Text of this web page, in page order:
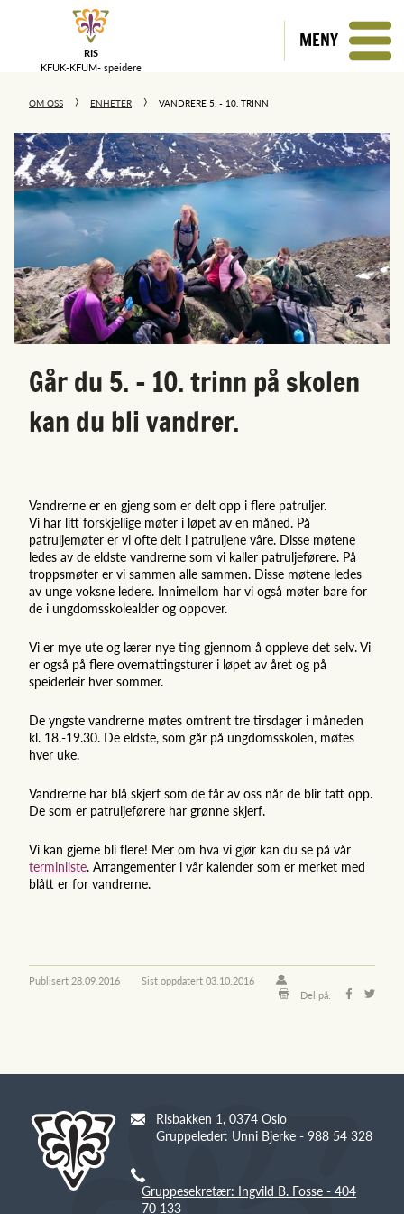
RIS
KFUK-KFUM- speidere
MENY
OM OSS ENHETER VANDRERE 5. - 10. TRINN
Går du 5. - 10. trinn på skolen
kan du bli vandrer.
Vandrerne er en gjeng som er delt opp i flere patruljer.
Vi har litt forskjellige møter i løpet av en måned. På
patruljemøter er vi ofte delt i patruljene våre. Disse møtene
ledes av de eldste vandrerne som vi kaller patruljeførere. På
troppsmøter er vi sammen alle sammen. Disse møtene ledes
av unge voksne ledere. Innimellom har vi også møter bare for
de i ungdomsskolealder og oppover.
Vi er mye ute og lærer nye ting gjennom å oppleve det selv. Vi
er også på flere overnattingsturer i løpet av året og på
speiderleir hver sommer.
De yngste vandrerne møtes omtrent tre tirsdager i måneden
kl. 18.-19.30. De eldste, som går på ungdomsskolen, møtes
hver uke.
Vandrerne har blå skjerf som de får av oss når de blir tatt opp.
De som er patruljeførere har grønne skjerf.
Vi kan gjerne bli flere! Mer om hva vi gjør kan du se på vår
terminliste. Arrangementer i vår kalender som er merket med
blått er for vandrerne.
Publisert 28.09.2016 Sist oppdatert03.10.2016
Del på:
Risbakken 1, 0374 Oslo
Gruppeleder: Unni Bjerke - 988 54 328
Gruppesekretær: Ingvild B. Fosse - 404
70 133